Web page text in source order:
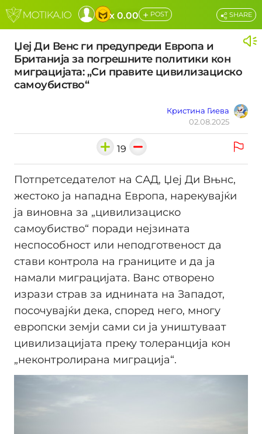
x 0.00 + POST
Џеј Ди Венс ги предупреди Европа и
Британија за погрешните политики кон
миграцијата: „Си правите цивилизациско
самоубиство“
Кристина Гиева
02.08.2025
SHARE
19
Потпретседателот на САД, Џеј Ди Вњнс,
жестоко ја нападна Европа, нарекувајќи
ја виновна за „цивилизациско
самоубиство“ поради нејзината
неспособност или неподготвеност да
стави контрола на границите и да ја
намали миграцијата. Ванс отворено
изрази страв за иднината на Западот,
посочувајќи дека, според него, многу
европски земји сами си ја уништуваат
цивилизацијата преку толеранција кон
„неконтролирана миграција“.